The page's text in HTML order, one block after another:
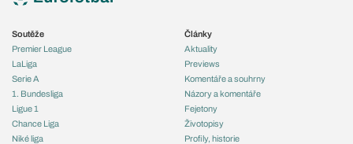
Soutěže
Premier League
LaLiga
Serie A
1. Bundesliga
Ligue 1
Chance Liga
Niké liga
Články
Aktuality
Previews
Komentáře a souhrny
Názory a komentáře
Fejetony
Životopisy
Profily, historie